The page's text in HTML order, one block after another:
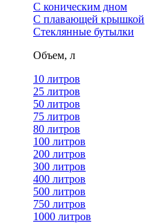
С коническим дном
С плавающей крышкой
Стеклянные бутылки
Объем, л
10 литров
25 литров
50 литров
75 литров
80 литров
100 литров
200 литров
300 литров
400 литров
500 литров
750 литров
1000 литров